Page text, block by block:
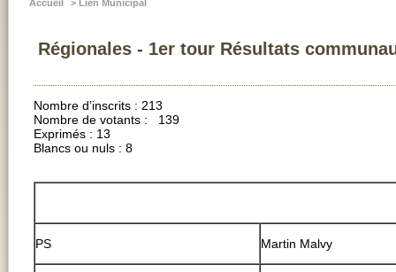
Accueil > Lien Municipal
Régionales - 1er tour Résultats
Nombre d’inscrits : 213
Nombre de votants : 139
Exprimés : 13
Blancs ou nuls : 8
PS Martin Malvy